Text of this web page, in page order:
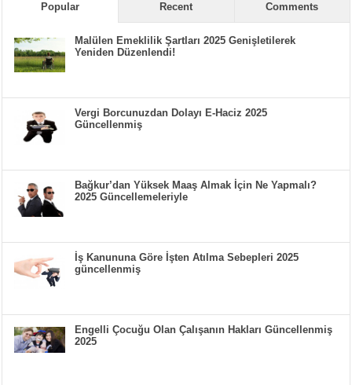
Popular Recent Comments
Malülen Emeklilik Şartları 2025 Genişletilerek
Yeniden Düzenlendi!
Vergi Borcunuzdan Dolayı E-Haciz 2025
Güncellenmiş
Bağkur’dan Yüksek Maaş Almak İçin Ne Yapmalı?
2025 Güncellemeleriyle
İş Kanununa Göre İşten Atılma Sebepleri 2025
güncellenmiş
Engelli Çocuğu Olan Çalışanın Hakları Güncellenmiş
2025